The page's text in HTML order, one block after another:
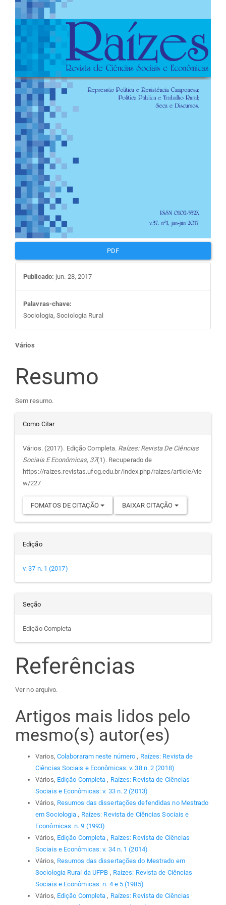
de
artigos
PDF
Publicado: jun. 28, 2017
Palavras-chave:
Sociologia, Sociologia Rural
Conteúdo
do
artigo
principal
Vários
Resumo
Sem resumo.
Detalhes
do
artigo
Como Citar
Vários. (2017). Edição Completa. Raízes: Revista De Ciências
Sociais E Econômicas, 37(1). Recuperado de
https://raizes.revistas.ufcg.edu.br/index.php/raizes/article/vie
w/227
FOMATOS DE CITAÇÃO BAIXAR CITAÇÃO
Edição
v. 37 n. 1 (2017)
Seção
Edição Completa
Referências
Ver no arquivo.
Artigos mais lidos pelo
mesmo(s) autor(es)
Varios, Colaboraram neste número , Raízes: Revista de
Ciências Sociais e Econômicas: v. 38 n. 2 (2018)
Vários, Edição Completa , Raízes: Revista de Ciências
Sociais e Econômicas: v. 33 n. 2 (2013)
Vários, Resumos das dissertações defendidas no Mestrado
em Sociologia , Raízes: Revista de Ciências Sociais e
Econômicas: n. 9 (1993)
Vários, Edição Completa , Raízes: Revista de Ciências
Sociais e Econômicas: v. 34 n. 1 (2014)
Vários, Resumos das dissertações do Mestrado em
Sociologia Rural da UFPB , Raízes: Revista de Ciências
Sociais e Econômicas: n. 4 e 5 (1985)
Vários, Edição Completa , Raízes: Revista de Ciências